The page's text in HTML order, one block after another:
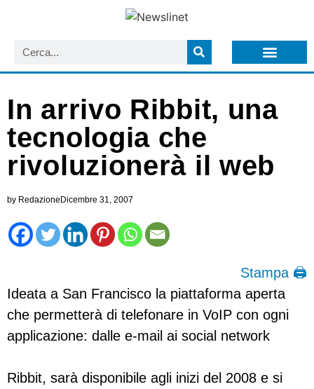
In arrivo Ribbit, una
tecnologia che
rivoluzionerà il web
by RedazioneDicembre 31, 2007
Stampa 🖨
Ideata a San Francisco la piattaforma aperta
che permetterà di telefonare in VoIP con ogni
applicazione: dalle e-mail ai social network
Ribbit, sarà disponibile agli inizi del 2008 e si